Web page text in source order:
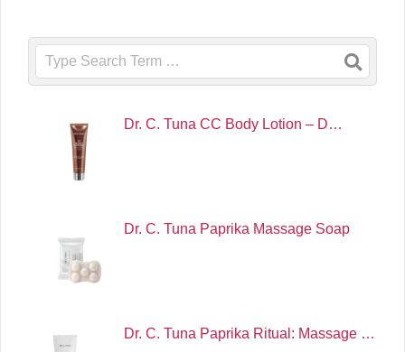
Search
Dr. C. Tuna CC Body Lotion – D…
Dr. C. Tuna Paprika Massage Soap
Dr. C. Tuna Paprika Ritual: Massage …